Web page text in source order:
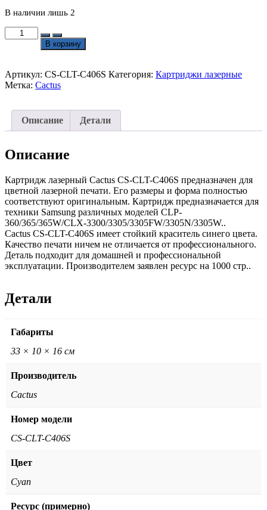
В наличии лишь 2
Количество
товара
Картридж
CACTUS
(CS-
В корзину
Артикул: CS-CLT-C406S Категория: Картриджи лазерные
Метка: Cactus
Описание Детали
Описание
Картридж лазерный Cactus CS-CLT-C406S предназначен для
цветной лазерной печати. Его размеры и форма полностью
соответствуют оригинальным. Картридж предназначается для
техники Samsung различных моделей CLP-
360/365/365W/CLX-3300/3305/3305FW/3305N/3305W..
Cactus CS-CLT-C406S имеет стойкий краситель синего цвета.
Качество печати ничем не отличается от профессионального.
Деталь подходит для домашней и профессиональной
эксплуатации. Производителем заявлен ресурс на 1000 стр..
Детали
Габариты
33 × 10 × 16 см
Производитель
Cactus
Номер модели
CS-CLT-C406S
Цвет
Cyan
Ресурс (примерно)